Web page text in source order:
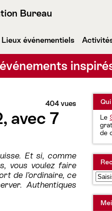
Bureau
Lieux événementiels
404 vues
avec 7
Et si, comme
vous voulez faire
de l’ordinaire, ce
Authentiques
Le
de